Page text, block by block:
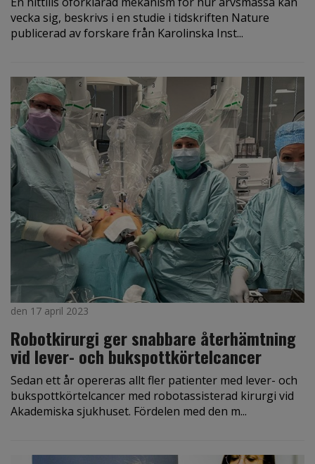
vecka sig, beskrivs i en studie i tidskriften Nature
publicerad av forskare från Karolinska Inst...
den 17 april 2023
Robotkirurgi ger snabbare återhämtning
vid lever- och bukspottkörtelcancer
Sedan ett år opereras allt fler patienter med lever- och
bukspottkörtelcancer med robotassisterad kirurgi vid
Akademiska sjukhuset. Fördelen med den m...